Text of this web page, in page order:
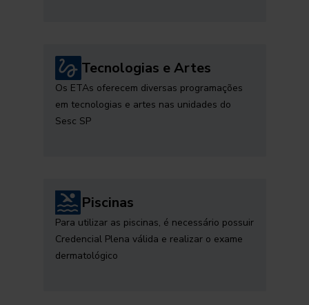
Tecnologias e Artes
Os ETAs oferecem diversas programações
em tecnologias e artes nas unidades do
Sesc SP
Piscinas
Para utilizar as piscinas, é necessário possuir
Credencial Plena válida e realizar o exame
dermatológico